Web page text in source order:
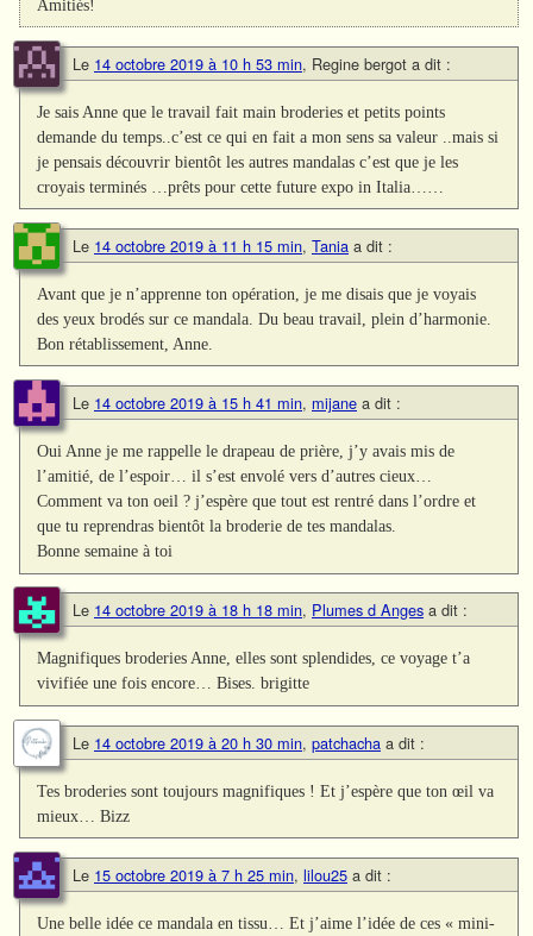
Amitiés!
Le 14 octobre 2019 à 10 h 53 min, Regine bergot a dit :
Je sais Anne que le travail fait main broderies et petits points
demande du temps..c’est ce qui en fait a mon sens sa valeur ..mais si
je pensais découvrir bientôt les autres mandalas c’est que je les
croyais terminés …prêts pour cette future expo in Italia……
Le 14 octobre 2019 à 11 h 15 min, Tania a dit :
Avant que je n’apprenne ton opération, je me disais que je voyais
des yeux brodés sur ce mandala. Du beau travail, plein d’harmonie.
Bon rétablissement, Anne.
Le 14 octobre 2019 à 15 h 41 min, mijane a dit :
Oui Anne je me rappelle le drapeau de prière, j’y avais mis de
l’amitié, de l’espoir… il s’est envolé vers d’autres cieux…
Comment va ton oeil ? j’espère que tout est rentré dans l’ordre et
que tu reprendras bientôt la broderie de tes mandalas.
Bonne semaine à toi
Le 14 octobre 2019 à 18 h 18 min, Plumes d Anges a dit :
Magnifiques broderies Anne, elles sont splendides, ce voyage t’a
vivifiée une fois encore… Bises. brigitte
Le 14 octobre 2019 à 20 h 30 min, patchacha a dit :
Tes broderies sont toujours magnifiques ! Et j’espère que ton œil va
mieux… Bizz
Le 15 octobre 2019 à 7 h 25 min, lilou25 a dit :
Une belle idée ce mandala en tissu… Et j’aime l’idée de ces « mini-